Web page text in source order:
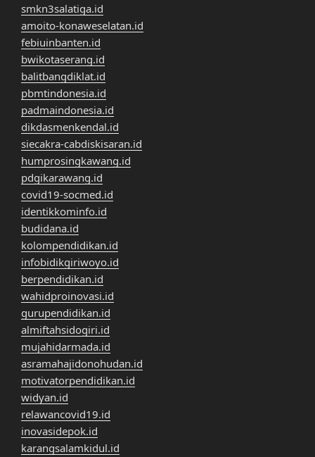
smkn3salatiga.id
amoito-konaweselatan.id
febiuinbanten.id
bwikotaserang.id
balitbangdiklat.id
pbmtindonesia.id
padmaindonesia.id
dikdasmenkendal.id
siecakra-cabdiskisaran.id
humprosingkawang.id
pdgikarawang.id
covid19-socmed.id
identikkominfo.id
budidana.id
kolompendidikan.id
infobidikgiriwoyo.id
berpendidikan.id
wahidproinovasi.id
gurupendidikan.id
almiftahsidogiri.id
mujahidarmada.id
asramahajidonohudan.id
motivatorpendidikan.id
widyan.id
relawancovid19.id
inovasidepok.id
karangsalamkidul.id